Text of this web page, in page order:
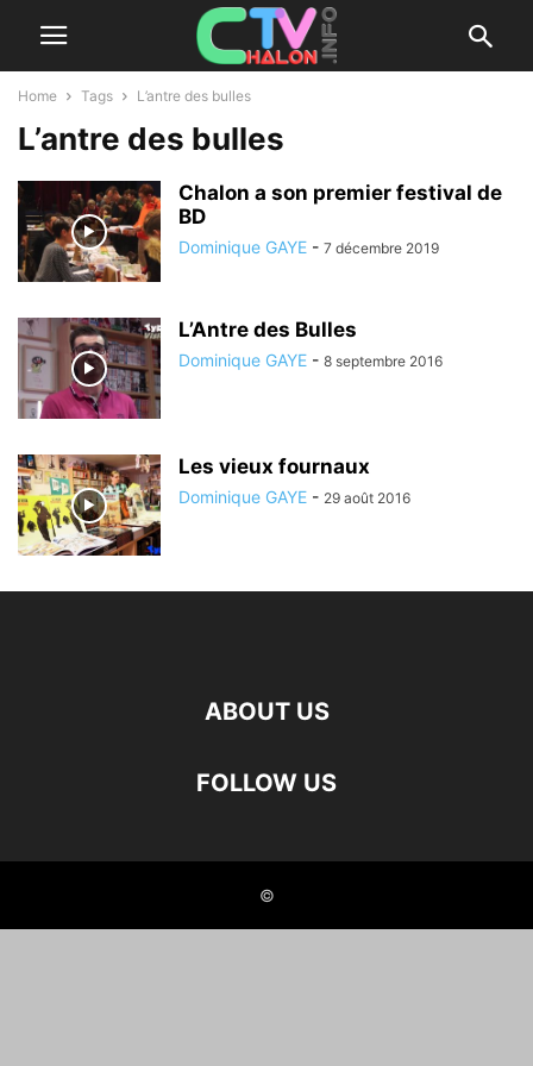
Home Tags L’antre des bulles
L’antre des bulles
Chalon a son premier festival de
BD
Dominique GAYE - 7 décembre 2019
L’Antre des Bulles
Dominique GAYE - 8 septembre 2016
Les vieux fournaux
Dominique GAYE - 29 août 2016
ABOUT US
FOLLOW US
©